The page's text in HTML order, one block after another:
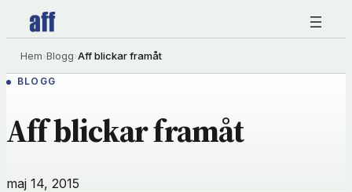
Hoppa
till
innehåll
Hem›Blogg›Aff blickar framåt
BLOGG
Aff blickar framåt
maj 14, 2015